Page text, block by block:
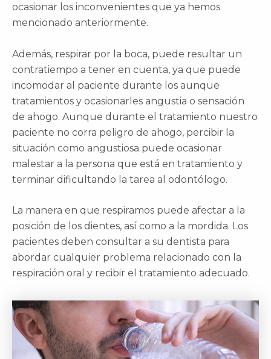
ocasionar los inconvenientes que ya hemos
mencionado anteriormente.
Además, respirar por la boca, puede resultar un
contratiempo a tener en cuenta, ya que puede
incomodar al paciente durante los aunque
tratamientos y ocasionarles angustia o sensación
de ahogo. Aunque durante el tratamiento nuestro
paciente no corra peligro de ahogo, percibir la
situación como angustiosa puede ocasionar
malestar a la persona que está en tratamiento y
terminar dificultando la tarea al odontólogo.
La manera en que respiramos puede afectar a la
posición de los dientes, así como a la mordida. Los
pacientes deben consultar a su dentista para
abordar cualquier problema relacionado con la
respiración oral y recibir el tratamiento adecuado.